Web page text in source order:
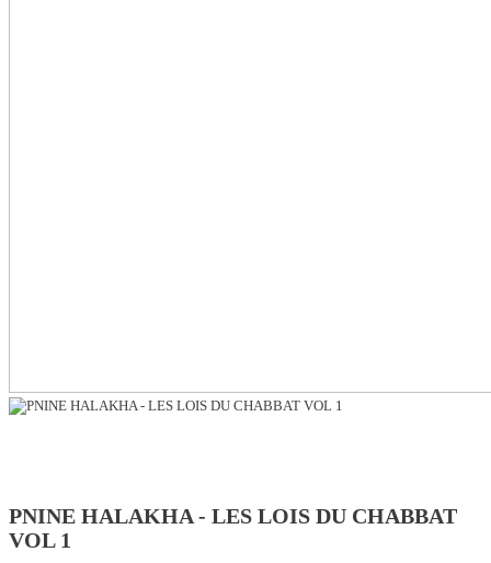
PNINE HALAKHA - LES LOIS DU CHABBAT
VOL 1